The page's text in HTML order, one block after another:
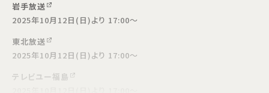
岩手放送
2025年10月12日(日)より 17:00～
東北放送
2025年10月12日(日)より 17:00～
テレビユー福島